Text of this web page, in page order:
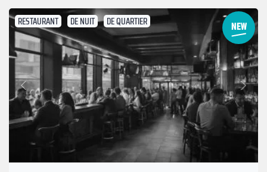
RESTAURANT DE NUIT DE QUARTIER
Précédent
Suivant